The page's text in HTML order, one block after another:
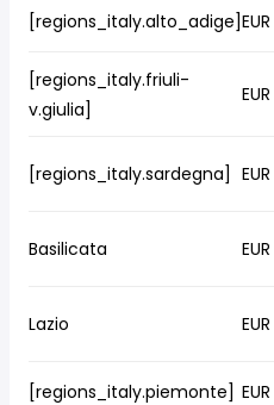
[regions_italy.alto_adige]
[regions_italy.friuli-
v.giulia]
[regions_italy.sardegna]
Basilicata
Lazio
[regions_italy.piemonte]